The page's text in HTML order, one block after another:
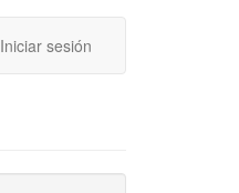
Iniciar sesión